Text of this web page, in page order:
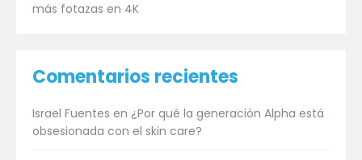
más fotazas en 4K
Comentarios recientes
Israel Fuentes en ¿Por qué la generación Alpha está
obsesionada con el skin care?